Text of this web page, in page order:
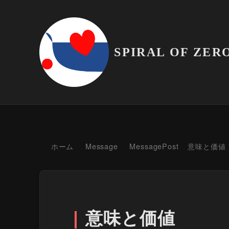
SPIRAL OF
ホーム Message MessagePost 意味と価値
意味と価値